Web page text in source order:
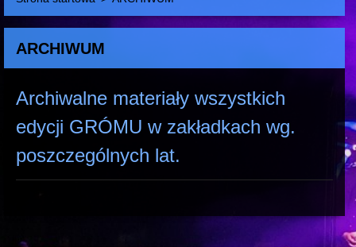
ARCHIWUM
Archiwalne materiały wszystkich
edycji GRÓMU w zakładkach wg.
poszczególnych lat.